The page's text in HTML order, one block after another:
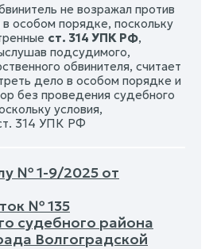
не возражал против
особом порядке, поскольку
ст. 314 УПК РФ,
подсудимого,
обвинителя, считает
дело в особом порядке и
без проведения судебного
условия,
314 УПК РФ
№ 1-9/2025 от
№ 135
судебного района
Волгоградской